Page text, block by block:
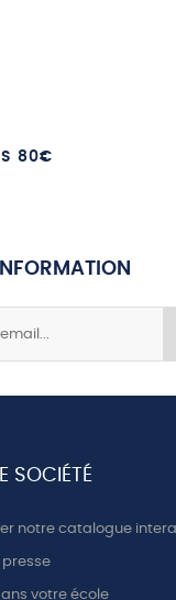
REPUBLIQUE
GUERRE
GUERRE
80€
SOCIÉTÉ
notre catalogue
presse
votre école